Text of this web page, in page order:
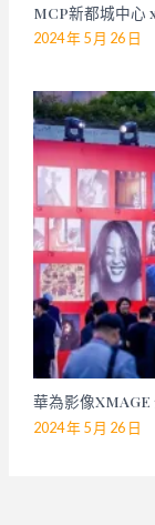
MCP新都城中心
2024 年 5 月 26 日
華為影像
2024 年 5 月 26 日